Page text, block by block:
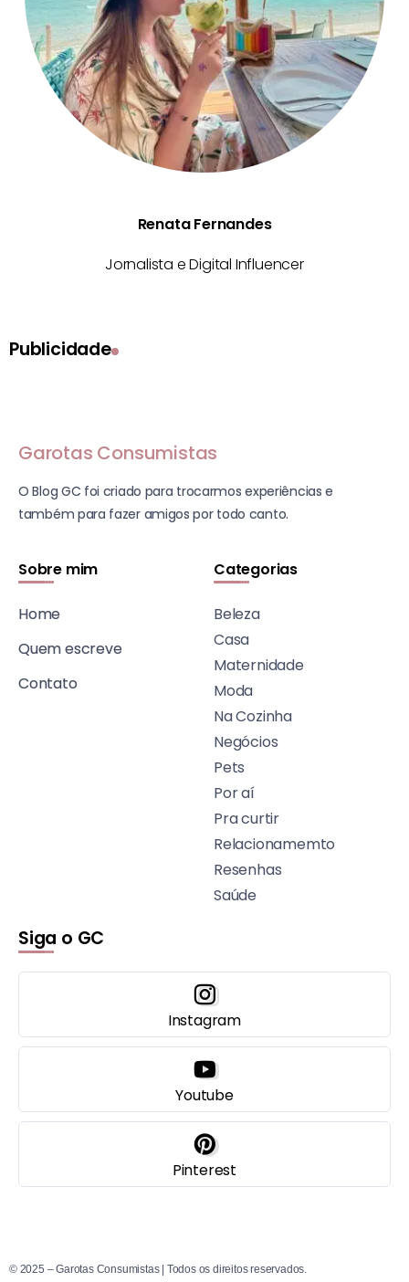
Renata Fernandes
Jornalista e Digital Influencer
Publicidade
Garotas Consumistas
O Blog GC foi criado para trocarmos experiências e
também para fazer amigos por todo canto.
Sobre mim
Home
Quem escreve
Contato
Categorias
Beleza
Casa
Maternidade
Moda
Na Cozinha
Negócios
Pets
Por aí
Pra curtir
Relacionamemto
Resenhas
Saúde
Siga o GC
Instagram
Youtube
Pinterest
© 2025 – Garotas Consumistas | Todos os direitos reservados.